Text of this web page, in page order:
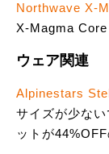
Northwave X-
X-Magma
ウェア関連
Alpinestars
サイズが少な
ットが